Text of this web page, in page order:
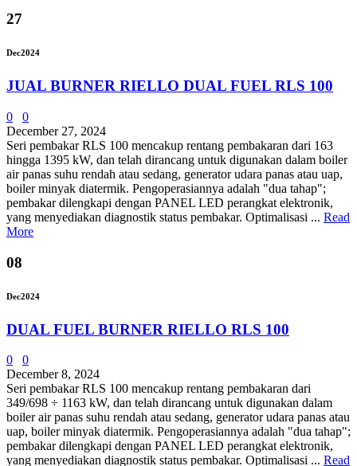
27
Dec2024
JUAL BURNER RIELLO DUAL FUEL RLS 100
0
0
December 27, 2024
Seri pembakar RLS 100 mencakup rentang pembakaran dari 163
hingga 1395 kW, dan telah dirancang untuk digunakan dalam boiler
air panas suhu rendah atau sedang, generator udara panas atau uap,
boiler minyak diatermik. Pengoperasiannya adalah "dua tahap";
pembakar dilengkapi dengan PANEL LED perangkat elektronik,
yang menyediakan diagnostik status pembakar. Optimalisasi ... Read
More
08
Dec2024
DUAL FUEL BURNER RIELLO RLS 100
0
0
December 8, 2024
Seri pembakar RLS 100 mencakup rentang pembakaran dari
349/698 ÷ 1163 kW, dan telah dirancang untuk digunakan dalam
boiler air panas suhu rendah atau sedang, generator udara panas atau
uap, boiler minyak diatermik. Pengoperasiannya adalah "dua tahap";
pembakar dilengkapi dengan PANEL LED perangkat elektronik,
yang menyediakan diagnostik status pembakar. Optimalisasi ... Read